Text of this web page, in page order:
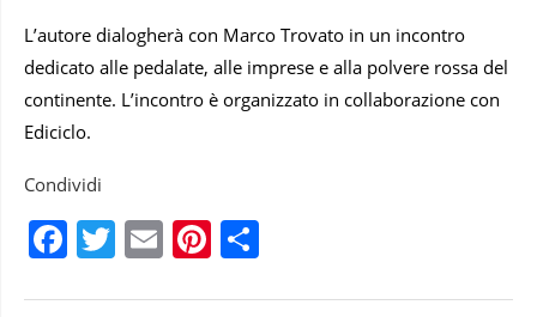
L’autore dialogherà con Marco Trovato in un incontro
dedicato alle pedalate, alle imprese e alla polvere rossa del
continente. L’incontro è organizzato in collaborazione con
Ediciclo.
Condividi
Facebook
Twitter
EmailPinterest